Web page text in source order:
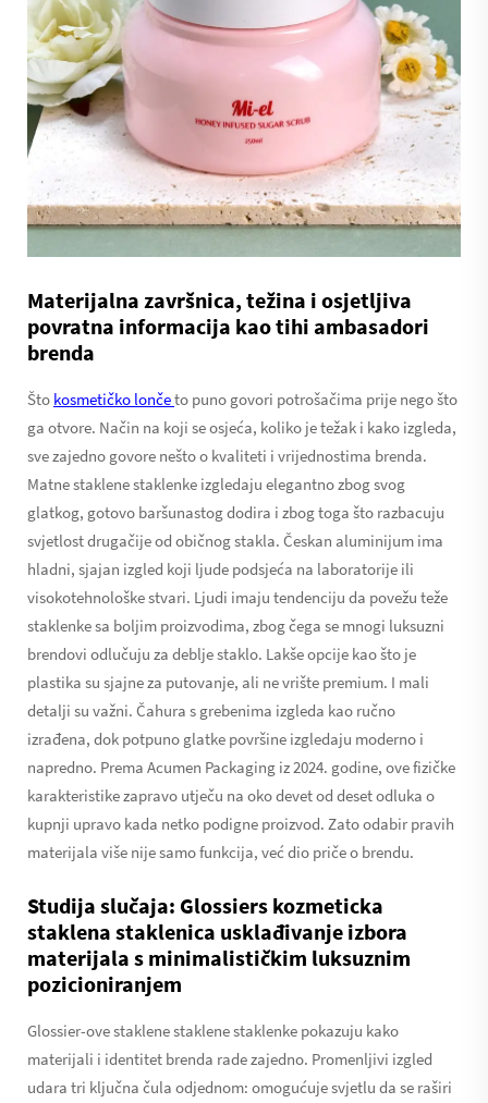
Materijalna završnica, težina i osjetljiva
povratna informacija kao tihi ambasadori
brenda
Što kosmetičko lončeto puno govori potrošačima prije nego što
ga otvore. Način na koji se osjeća, koliko je težak i kako izgleda,
sve zajedno govore nešto o kvaliteti i vrijednostima brenda.
Matne staklene staklenke izgledaju elegantno zbog svog
glatkog, gotovo baršunastog dodira i zbog toga što razbacuju
svjetlost drugačije od običnog stakla. Českan aluminijum ima
hladni, sjajan izgled koji ljude podsjeća na laboratorije ili
visokotehnološke stvari. Ljudi imaju tendenciju da povežu teže
staklenke sa boljim proizvodima, zbog čega se mnogi luksuzni
brendovi odlučuju za deblje staklo. Lakše opcije kao što je
plastika su sjajne za putovanje, ali ne vrište premium. I mali
detalji su važni. Čahura s grebenima izgleda kao ručno
izrađena, dok potpuno glatke površine izgledaju moderno i
napredno. Prema Acumen Packaging iz 2024. godine, ove fizičke
karakteristike zapravo utječu na oko devet od deset odluka o
kupnji upravo kada netko podigne proizvod. Zato odabir pravih
materijala više nije samo funkcija, već dio priče o brendu.
Studija slučaja: Glossiers kozmeticka
staklena staklenica usklađivanje izbora
materijala s minimalističkim luksuznim
pozicioniranjem
Glossier-ove staklene staklene staklenke pokazuju kako
materijali i identitet brenda rade zajedno. Promenljivi izgled
udara tri ključna čula odjednom: omogućuje svjetlu da se raširi